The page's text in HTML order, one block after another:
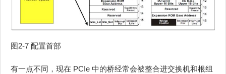
图2‑7 配置首部
有一点不同，现在 PCIe 中的桥经常会被整合进交换机和根组